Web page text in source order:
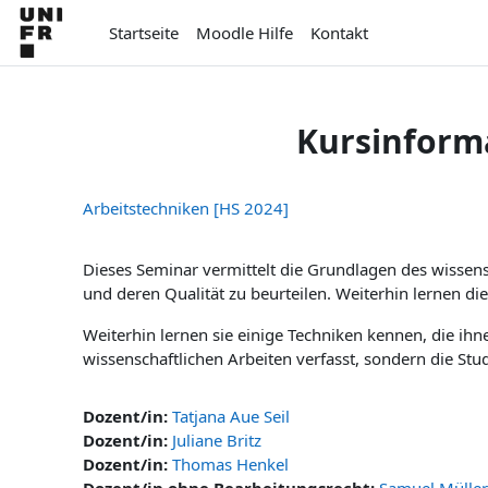
Zum Hauptinhalt
Startseite
Moodle Hilfe Kontakt
Arbeitstechniken [HS 2024]
Dieses Seminar vermittelt die Grundlagen des
und deren Qualität zu beurteilen. Weiterhin lernen
Weiterhin lernen sie einige Techniken kennen, die
wissenschaftlichen Arbeiten verfasst, sondern die
Dozent/in: Tatjana Aue Seil
Dozent/in: Juliane Britz
Dozent/in: Thomas Henkel